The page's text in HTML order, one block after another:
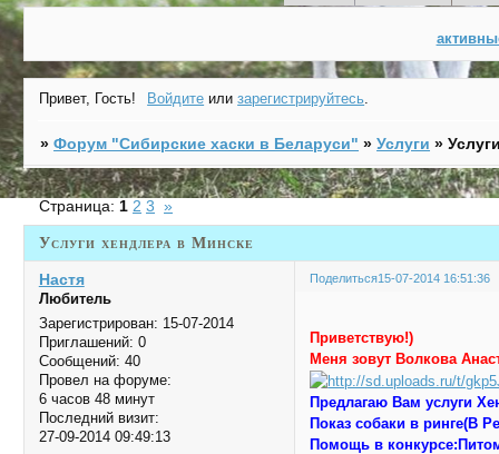
Привет, Гость! Войдите илизарегистрируйтесь.
»Форум "Cибирские хаски в Беларуси" »Услуги »
Услуги хендлера в Минске
Страница: 1 2 3 »
Поделиться15-07-2014 16:51:36
Настя
Любитель
Зарегистрирован: 15-07-2014
Приглашений: 0
Сообщений: 40
Провел на форуме:
6 часов 48 минут
Последний визит:
27-09-2014 09:49:13
Приветствую!)
Меня зовут Волкова
Предлагаю Вам услуги
Показ собаки в ринге(В
Помощь в